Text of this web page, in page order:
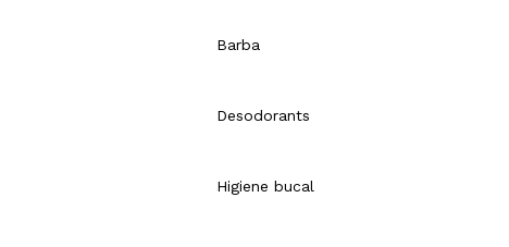
Barba
Desodorants
Higiene bucal